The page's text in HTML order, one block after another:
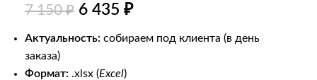
7 150₽ 6 435 ₽
Актуальность: собираем под клиента (в день
заказа)
Формат: .xlsx (Excel)